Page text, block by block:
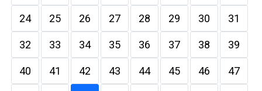
24 25 26 27 28 29 30 31
32 33 34 35 36 37 38 39
40 41 42 43 44 45 46 47